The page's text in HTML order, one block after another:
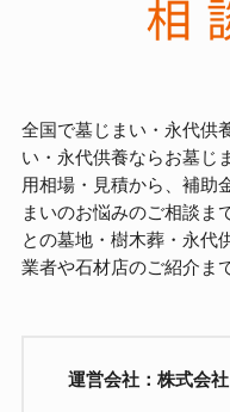
全国で墓じまい・永代供
い・永代供養ならお墓じ
用相場・見積から、補助
まいのお悩みのご相談ま
との墓地・樹木葬・永代
業者や石材店のご紹介ま
運営会社：株式会